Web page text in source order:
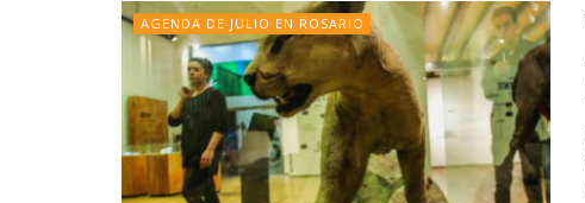
AGENDA DE JULIO EN ROSARIO